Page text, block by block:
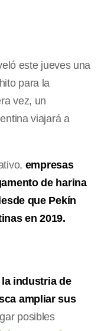
este jueves una
para la
vez, un
viajará a
empresas
de harina
que Pekín
en 2019.
la industria de
ampliar sus
posibles